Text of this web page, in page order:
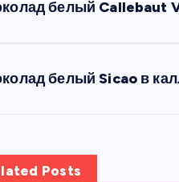
белый Callebaut
белый Sicao в
Posts